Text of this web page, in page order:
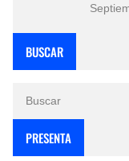
BUSCAR
PRESENTA